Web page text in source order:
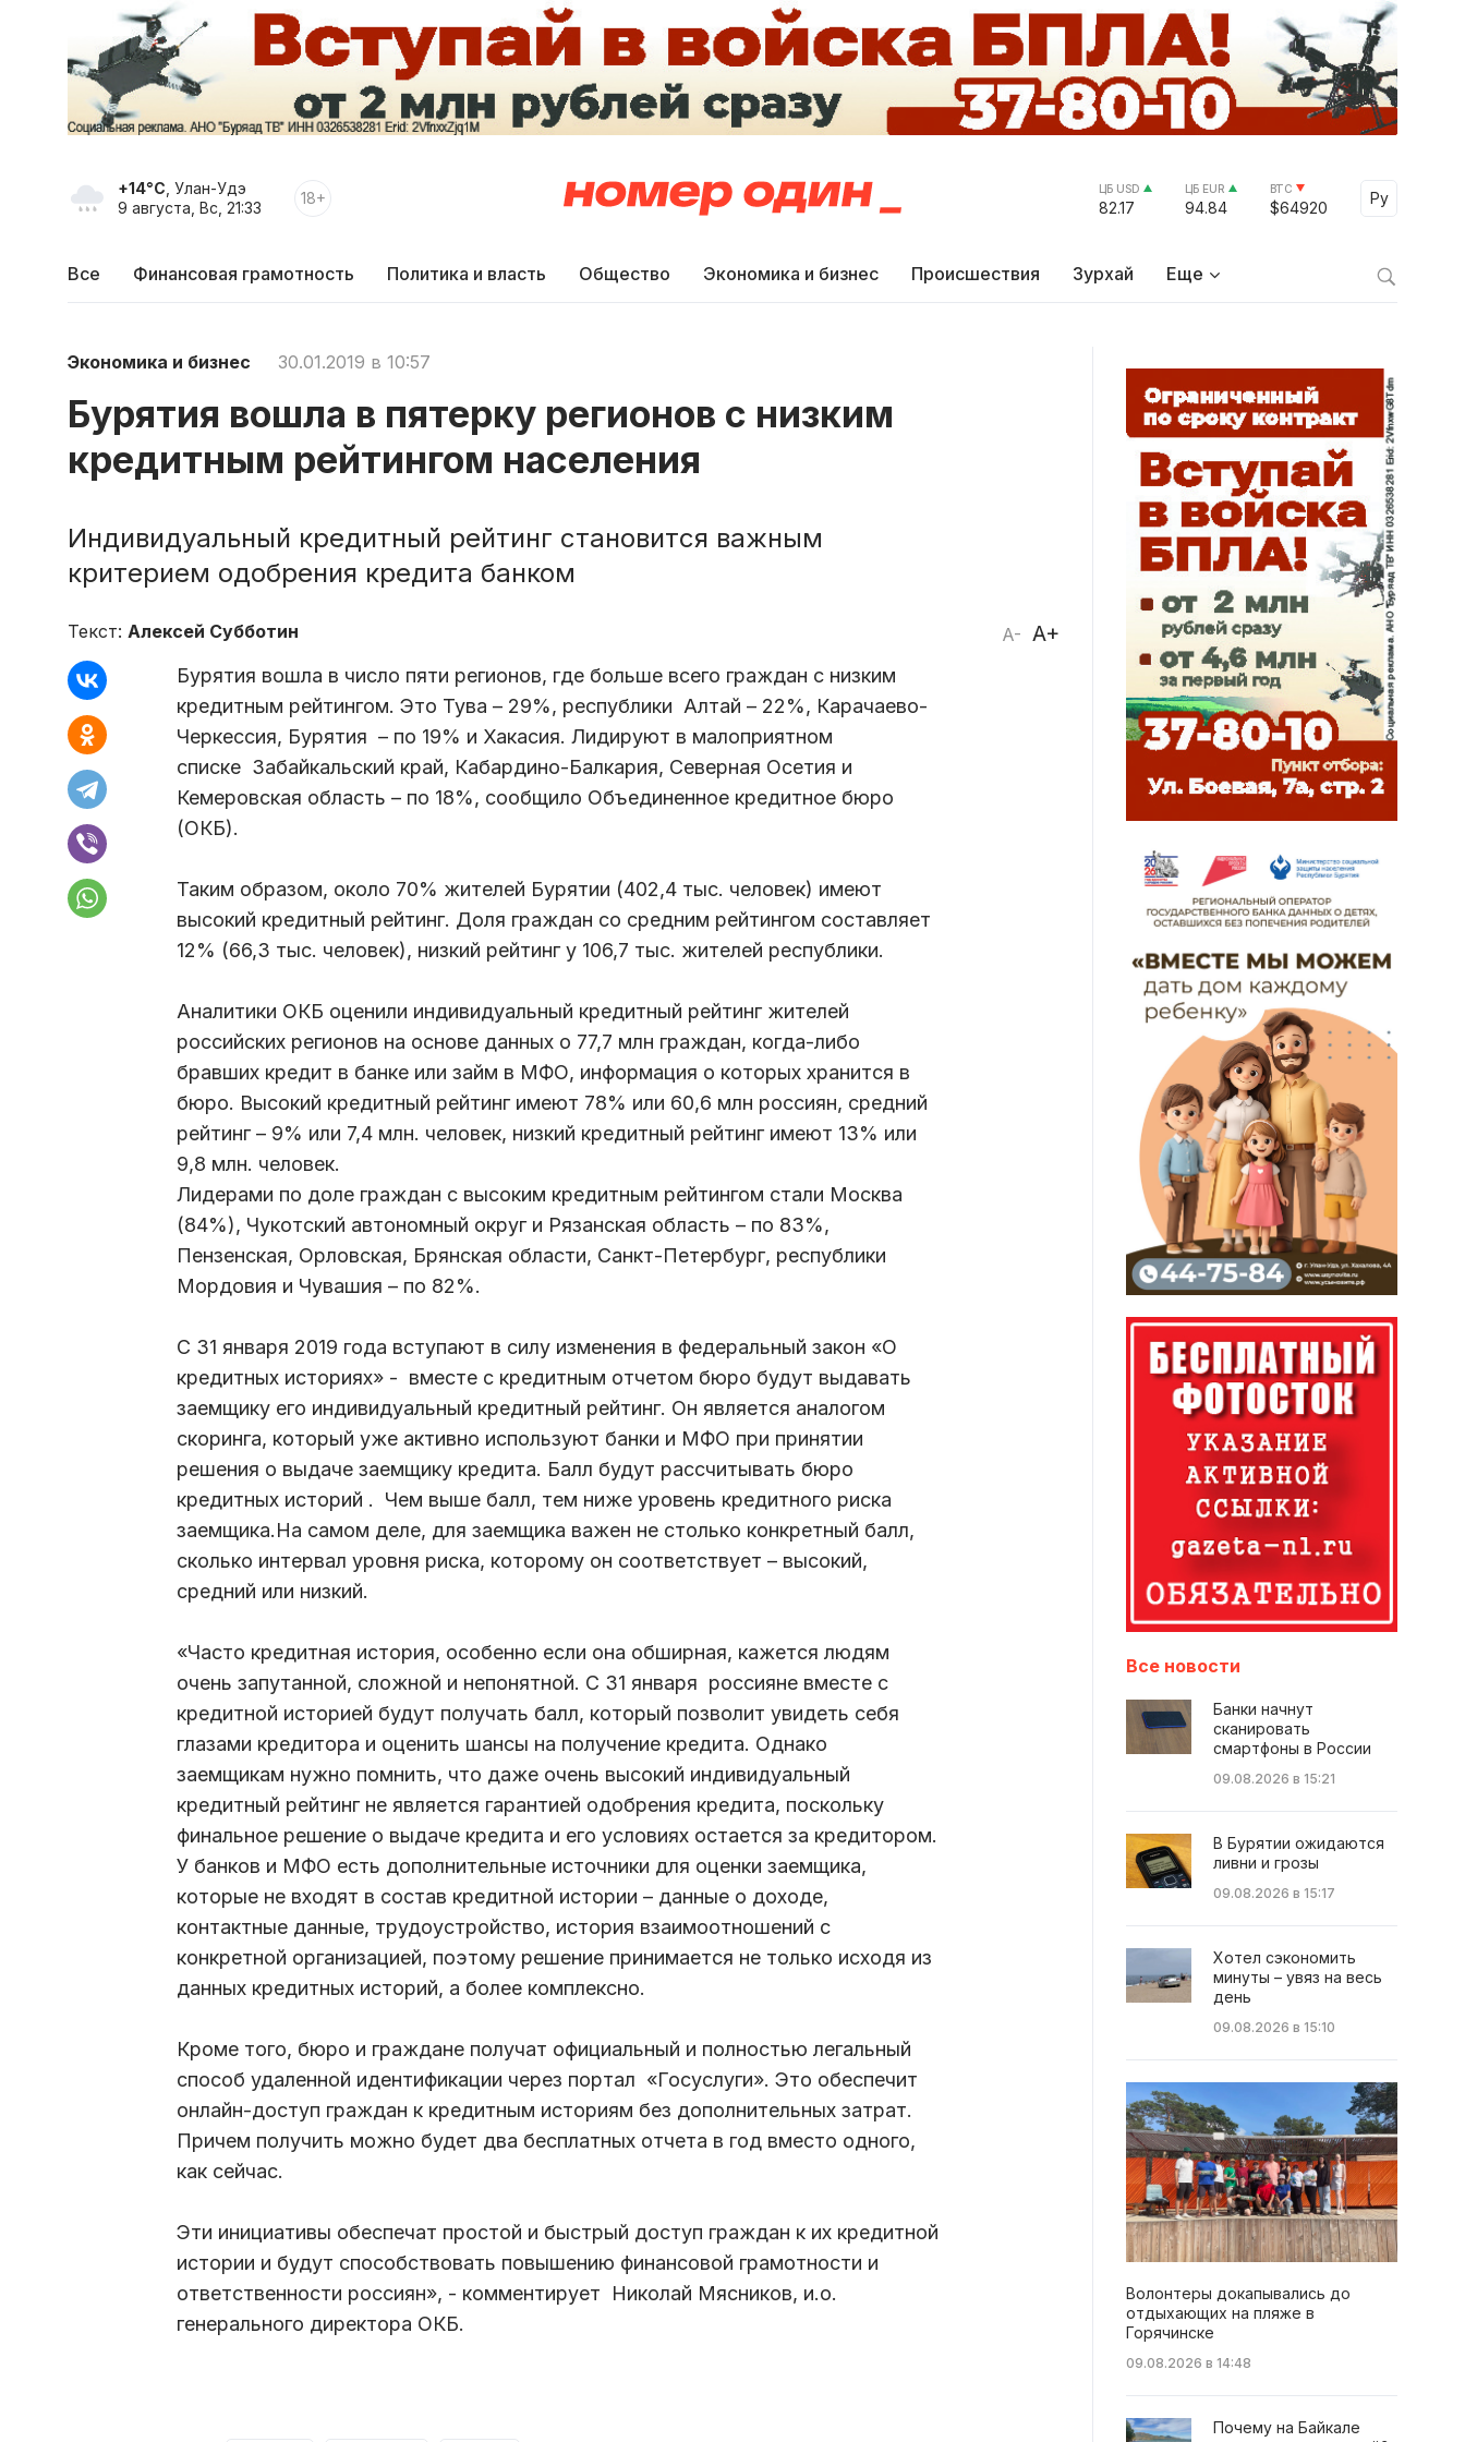
+14°C , Улан-Удэ
9 августа, Вс, 21:33
18+ ЦБ USD
82.17
ЦБ EUR
94.84
BTC
$64920
Ру
Select
Все Финансовая грамотность Политика и власть Общество Экономика и бизнес Происшествия Зурхай Еще
Экономика и бизнес 30.01.2019 в 10:57
Бурятия вошла в пятерку регионов с низким
кредитным рейтингом населения
Индивидуальный кредитный рейтинг становится важным
критерием одобрения кредита банком
A- A+
Текст: Алексей Субботин
Бурятия вошла в число пяти регионов, где больше всего граждан с низким
кредитным рейтингом. Это Тува – 29%, республики Алтай – 22%, Карачаево-
Черкессия, Бурятия – по 19% и Хакасия. Лидируют в малоприятном
списке Забайкальский край, Кабардино-Балкария, Северная Осетия и
Кемеровская область – по 18%, сообщило Объединенное кредитное бюро
(ОКБ).
Таким образом, около 70% жителей Бурятии (402,4 тыс. человек) имеют
высокий кредитный рейтинг. Доля граждан со средним рейтингом составляет
12% (66,3 тыс. человек), низкий рейтинг у 106,7 тыс. жителей республики.
Аналитики ОКБ оценили индивидуальный кредитный рейтинг жителей
российских регионов на основе данных о 77,7 млн граждан, когда-либо
бравших кредит в банке или займ в МФО, информация о которых хранится в
бюро. Высокий кредитный рейтинг имеют 78% или 60,6 млн россиян, средний
рейтинг – 9% или 7,4 млн. человек, низкий кредитный рейтинг имеют 13% или
9,8 млн. человек.
Лидерами по доле граждан с высоким кредитным рейтингом стали Москва
(84%), Чукотский автономный округ и Рязанская область – по 83%,
Пензенская, Орловская, Брянская области, Санкт-Петербург, республики
Мордовия и Чувашия – по 82%.
С 31 января 2019 года вступают в силу изменения в федеральный закон «О
кредитных историях» - вместе с кредитным отчетом бюро будут выдавать
заемщику его индивидуальный кредитный рейтинг. Он является аналогом
скоринга, который уже активно используют банки и МФО при принятии
решения о выдаче заемщику кредита. Балл будут рассчитывать бюро
кредитных историй . Чем выше балл, тем ниже уровень кредитного риска
заемщика.На самом деле, для заемщика важен не столько конкретный балл,
сколько интервал уровня риска, которому он соответствует – высокий,
средний или низкий.
«Часто кредитная история, особенно если она обширная, кажется людям
очень запутанной, сложной и непонятной. С 31 января россияне вместе с
кредитной историей будут получать балл, который позволит увидеть себя
глазами кредитора и оценить шансы на получение кредита. Однако
заемщикам нужно помнить, что даже очень высокий индивидуальный
кредитный рейтинг не является гарантией одобрения кредита, поскольку
финальное решение о выдаче кредита и его условиях остается за кредитором.
У банков и МФО есть дополнительные источники для оценки заемщика,
которые не входят в состав кредитной истории – данные о доходе,
контактные данные, трудоустройство, история взаимоотношений с
конкретной организацией, поэтому решение принимается не только исходя из
данных кредитных историй, а более комплексно.
Кроме того, бюро и граждане получат официальный и полностью легальный
способ удаленной идентификации через портал «Госуслуги». Это обеспечит
онлайн-доступ граждан к кредитным историям без дополнительных затрат.
Причем получить можно будет два бесплатных отчета в год вместо одного,
как сейчас.
Эти инициативы обеспечат простой и быстрый доступ граждан к их кредитной
истории и будут способствовать повышению финансовой грамотности и
ответственности россиян», - комментирует Николай Мясников, и.о.
генерального директора ОКБ.
Все новости
Банки начнут
сканировать
смартфоны в России
09.08.2026 в 15:21
В Бурятии ожидаются
ливни и грозы
09.08.2026 в 15:17
Хотел сэкономить
минуты – увяз на весь
день
09.08.2026 в 15:10
Волонтеры докапывались до
отдыхающих на пляже в
Горячинске
09.08.2026 в 14:48
Почему на Байкале